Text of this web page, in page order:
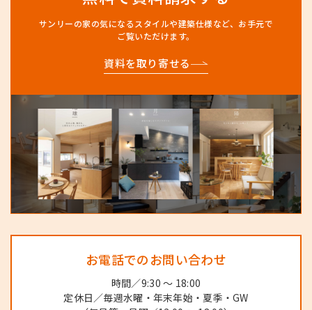
サンリーの家の気になるスタイルや建築仕様など、 お手元で
ご覧いただけます。
資料を取り寄せる
お電話でのお問い合わせ
時間／9:30 ～ 18:00
定休日／毎週水曜・年末年始・夏季・GW